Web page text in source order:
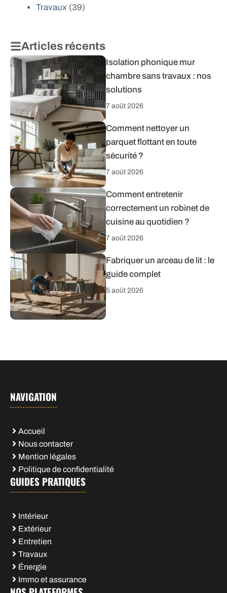
Travaux (39)
Articles récents
Isolation phonique mur
chambre sans travaux : nos
solutions
7 août 2026
Comment nettoyer un
parquet flottant en toute
sécurité ?
7 août 2026
Comment entretenir
correctement un robinet de
cuisine au quotidien ?
7 août 2026
Fabriquer un arceau de lit : le
guide complet
5 août 2026
NAVIGATION
Accueil
Nous contacter
Mention légales
Politique de confidentialité
GUIDES PRATIQUES
Intérieur
Extérieur
Entretien
Travaux
Énergie
Immo et assurance